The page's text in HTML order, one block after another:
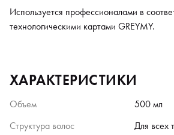
Используется профессионалами в
технологическими картами GREYMY.
ХАРАКТЕРИСТИКИ
Объем
500 мл
Структура волос
Для всех